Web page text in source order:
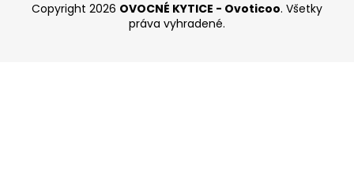
Copyright 2026 OVOCNÉ KYTICE - Ovoticoo. Všetky
práva vyhradené.